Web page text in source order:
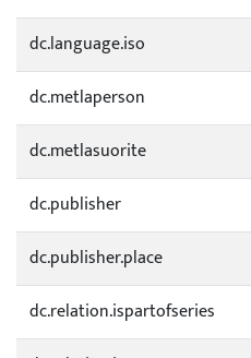
dc.language.iso
dc.metlaperson
dc.metlasuorite
dc.publisher
dc.publisher.place
dc.relation.ispartofseries